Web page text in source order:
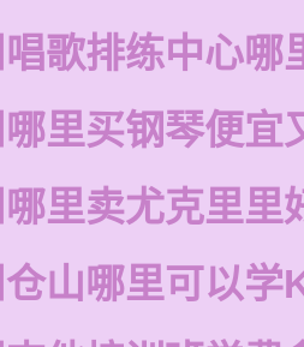
歌排练中心哪
里买钢琴便宜
里卖尤克里里
山哪里可以学